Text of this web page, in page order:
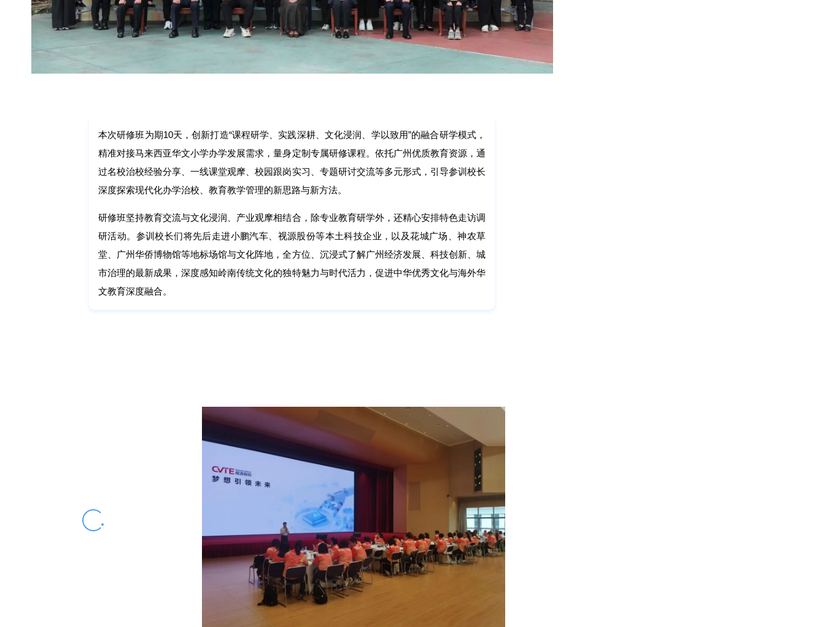
本次研修班为期10天，创新打造“课程研学、实践深耕、文化浸润、学以致用”的融合研学模式，
精准对接马来西亚华文小学办学发展需求，量身定制专属研修课程。依托广州优质教育资源，通
过名校治校经验分享、一线课堂观摩、校园跟岗实习、专题研讨交流等多元形式，引导参训校长
深度探索现代化办学治校、教育教学管理的新思路与新方法。
研修班坚持教育交流与文化浸润、产业观摩相结合，除专业教育研学外，还精心安排特色走访调
研活动。参训校长们将先后走进小鹏汽车、视源股份等本土科技企业，以及花城广场、神农草
堂、广州华侨博物馆等地标场馆与文化阵地，全方位、沉浸式了解广州经济发展、科技创新、城
市治理的最新成果，深度感知岭南传统文化的独特魅力与时代活力，促进中华优秀文化与海外华
文教育深度融合。